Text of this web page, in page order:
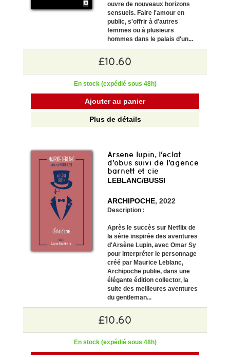
ouvre de nouveaux horizons
sensuels. Faire l'amour en
public, s'offrir à d'autres
femmes ou à plusieurs
hommes dans le palais d'un...
£10.60
En stock (expédié sous 48h)
Ajouter au panier
Plus de détails
Arsene lupin, l'eclat
d'obus suivi de l'agence
barnett et cie
LEBLANC/BUSSI
ARCHIPOCHE, 2022
Description :
Après le succès sur Netflix de
la série inspirée des aventures
d'Arsène Lupin, avec Omar Sy
pour interpréter le personnage
créé par Maurice Leblanc,
Archipoche publie, dans une
élégante édition collector, la
suite des meilleures aventures
du gentleman...
£10.60
En stock (expédié sous 48h)